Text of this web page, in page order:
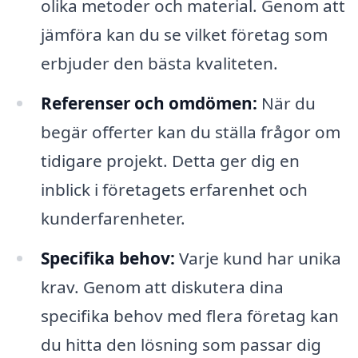
olika metoder och material. Genom att
jämföra kan du se vilket företag som
erbjuder den bästa kvaliteten.
Referenser och omdömen: När du
begär offerter kan du ställa frågor om
tidigare projekt. Detta ger dig en
inblick i företagets erfarenhet och
kunderfarenheter.
Specifika behov: Varje kund har unika
krav. Genom att diskutera dina
specifika behov med flera företag kan
du hitta den lösning som passar dig